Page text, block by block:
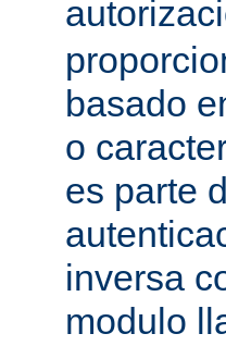
basado
o
es parte
inversa
modulo